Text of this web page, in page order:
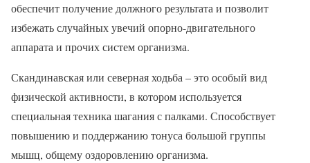
обеспечит получение должного результата и позволит
избежать случайных увечий опорно-двигательного
аппарата и прочих систем организма.
Скандинавская или северная ходьба – это особый вид
физической активности, в котором используется
специальная техника шагания с палками. Способствует
повышению и поддержанию тонуса большой группы
мышц, общему оздоровлению организма.